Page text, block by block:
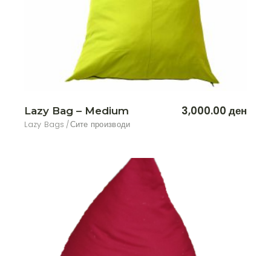
Lazy Bag – Medium
Lazy Bags Сите производи
3,000.00 ден